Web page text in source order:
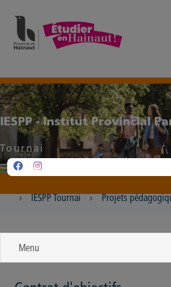
IESPP - Institut Provincial
Tournai
IESPP Tournai Projets
Menu